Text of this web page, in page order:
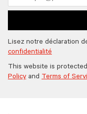
Lisez notre déclaration
confidentialité
This website is
Policy and Terms of